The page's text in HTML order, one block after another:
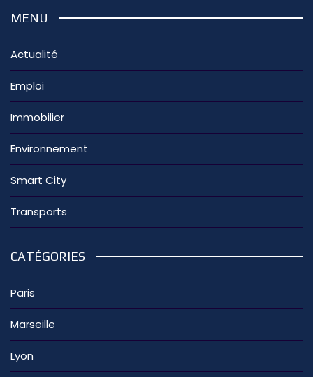
MENU
Actualité
Emploi
Immobilier
Environnement
Smart City
Transports
CATÉGORIES
Paris
Marseille
Lyon